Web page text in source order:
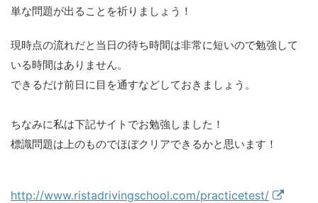
単な問題が出ることを祈りましょう！
現時点の流れだと当日の待ち時間は非常に短いので勉強して
いる時間はありません。
できるだけ前日に目を通すなどしておきましょう。
ちなみに私は下記サイトでお勉強しました！
標識問題は上のものでほぼクリアできるかと思います！
http://www.ristadrivingschool.com/practicetest/